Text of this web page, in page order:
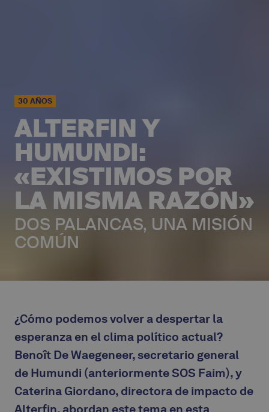
30 AÑOS
ALTERFIN Y
HUMUNDI:
«EXISTIMOS POR
LA MISMA RAZÓN»
DOS PALANCAS, UNA MISIÓN
COMÚN
¿Cómo podemos volver a despertar la
esperanza en el clima político actual?
Benoît De Waegeneer, secretario general
de Humundi (anteriormente SOS Faim), y
Caterina Giordano, directora de impacto de
Alterfin, abordan este tema en esta